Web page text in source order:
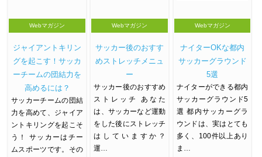
Webマガジン
ジャイアントキリン
グを起こす！サッカ
ーチームの団結力を
高めるには？
サッカーチームの団結
力を高めて、ジャイア
ントキリングを起こそ
う！ サッカーはチー
ムスポーツです。その
Webマガジン
サッカー後のおすす
めストレッチメニュ
ー
サッカー後のおすすめ
ストレッチ あなた
は、サッカーなど運動
をした後にストレッチ
はしていますか？
運…
Webマガジン
ナイターOKな都内
サッカーグラウンド
5選
ナイターができる都内
サッカーグラウンド5
選 都内サッカーグラ
ウンドは、実はとても
多く、100件以上あり
ま…